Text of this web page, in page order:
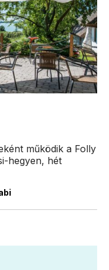
működik a Folly
hegyen, hét